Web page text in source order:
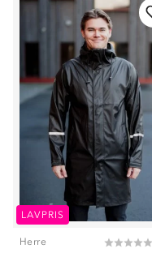
LAVPRIS
Herre